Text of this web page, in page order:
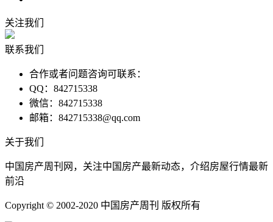
关注我们
联系我们
合作或者问题咨询可联系：
QQ：842715338
微信：842715338
邮箱：842715338@qq.com
关于我们
中国房产周刊网，关注中国房产最新动态，介绍房屋行情最新
前沿
Copyright © 2002-2020 中国房产周刊 版权所有